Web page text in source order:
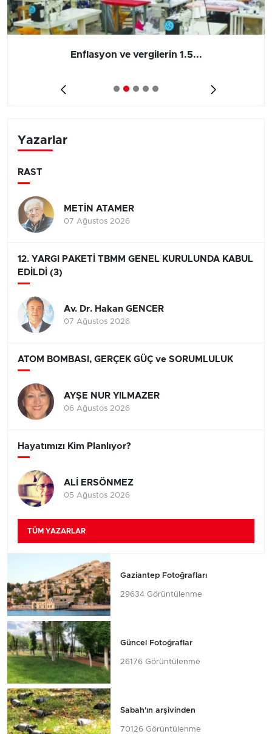
Enflasyon ve vergilerin 1.5...
Yazarlar
RAST
METİN ATAMER
07 Ağustos 2026
12. YARGI PAKETİ TBMM GENEL KURULUNDA KABUL
EDİLDİ (3)
Av. Dr. Hakan GENCER
07 Ağustos 2026
ATOM BOMBASI, GERÇEK GÜÇ ve SORUMLULUK
AYŞE NUR YILMAZER
06 Ağustos 2026
Hayatımızı Kim Planlıyor?
ALİ ERSÖNMEZ
05 Ağustos 2026
TÜM YAZARLAR
Gaziantep Fotoğrafları
29634 Görüntülenme
Güncel Fotoğraflar
26176 Görüntülenme
Sabah'ın arşivinden
70126 Görüntülenme